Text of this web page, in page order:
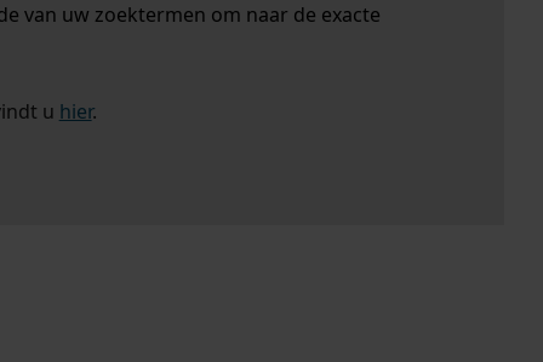
van uw zoektermen om naar de exacte
u hier.